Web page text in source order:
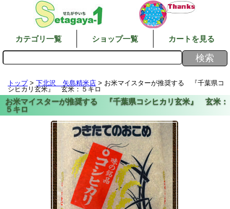
カテゴリ一覧 ショップ一覧 カートを見る
トップ> 下北沢 矢島精米店 > お米マイスターが推奨する 『千葉県コ
シヒカリ玄米』 玄米：５キロ